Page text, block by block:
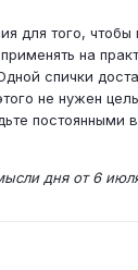
для того, чтобы
на
спички
не нужен
постоянными
дня от 6